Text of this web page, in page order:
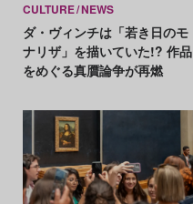
CULTURE NEWS
ダ・ヴィンチは「若き日のモ
ナリザ」を描いていた!? 作品
をめぐる真贋論争が再燃